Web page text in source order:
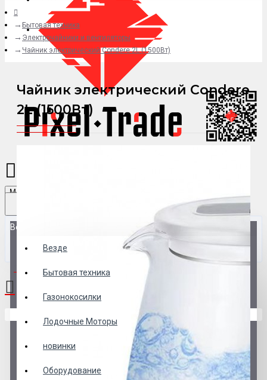
+7 (495) 015-41-41
Menu
Везде
Везде
Бытовая техника
Газонокосилки
Лодочные Моторы
новинки
Оборудование
0 товар(ов) - 0 р.
Бытовая техника
Электрочайники и вентиляторы
Чайник электрический Condere 2L (1500Вт)
Чайник электрический Condere
2L (1500Вт)